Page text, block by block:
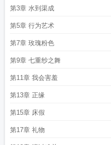
第3章 水到渠成
第5章 行为艺术
第7章 玫瑰粉色
第9章 七重纱之舞
第11章 我会害羞
第13章 正缘
第15章 床假
第17章 礼物